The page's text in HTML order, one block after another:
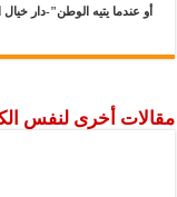
أو عندما يتيه الوطن"-دار خيال
مقالات أخرى لنفس